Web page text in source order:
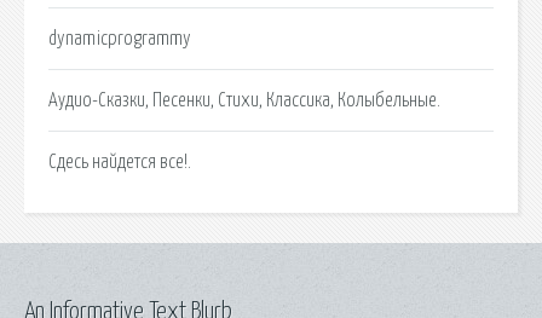
dynamicprogrammy
Аудио-Сказки, Песенки, Стихи, Классика, Колыбельные.
Сдесь найдется все!.
An Informative Text Blurb